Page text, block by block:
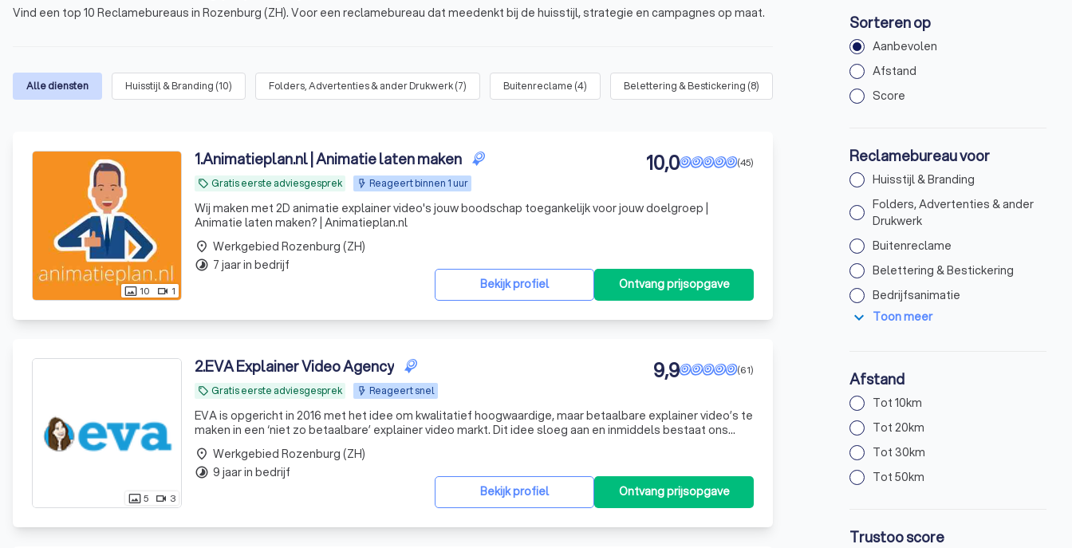
Vind een top 10 Reclamebureaus in Rozenburg (ZH). Voor een reclamebureau dat meedenkt bij de huisstijl, strategie en campagnes op maat.
Alle diensten Huisstijl & Branding (10) Folders, Advertenties & ander Drukwerk(7) Buitenreclame (4) Belettering & Bestickering (8) Bedrijfsanimatie
photo_size_select_actual 10 videocam 1
1.Animatieplan.nl | Animatie laten maken
local_offer Gratis eerste adviesgesprek Reageert binnen 1 uur
(45)
10,0
Wij maken met 2D animatie explainer video's jouw boodschap toegankelijk voor jouw doelgroep |
Animatie laten maken? | Animatieplan.nl
Bekijk profiel Ontvang prijsopgave
place Werkgebied Rozenburg (ZH)
timelapse 7 jaar in bedrijf
photo_size_select_actual5 videocam 3
2.EVA Explainer Video Agency
local_offer Gratis eerste adviesgesprek Reageert snel
(61)
9,9
EVA is opgericht in 2016 met het idee om kwalitatief hoogwaardige, maar betaalbare explainer video’s te
maken in een ‘niet zo betaalbare’ explainer video markt. Dit idee sloeg aan en inmiddels bestaat ons
team uit 11 enthousiaste collega’s. Waaronder 3 projectmanagers en 5 animatoren en een ervaren
Bekijk profiel Ontvang prijsopgave
place Werkgebied Rozenburg (ZH)
timelapse 9 jaar in bedrijf
Sorteren op
Aanbevolen
Afstand
Score
Reclamebureau voor
Huisstijl & Branding
Folders, Advertenties & ander
Drukwerk
Buitenreclame
Belettering & Bestickering
Bedrijfsanimatie
expand_more Toon meer
Afstand
Tot 10km
Tot 20km
Tot 30km
Tot 50km
Trustoo score